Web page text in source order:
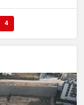
Ağırlıyor!
4